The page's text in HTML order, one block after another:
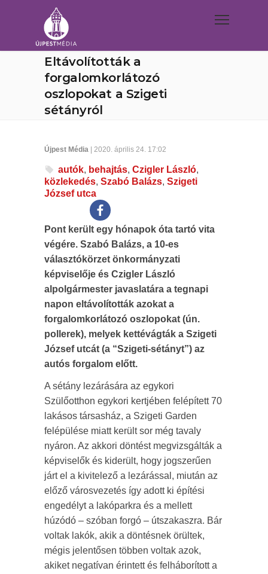
Eltávolították a
forgalomkorlátozó
oszlopokat a Szigeti
sétányról
Újpest Média | 2020. április 24. 17:02
autók, behajtás, Czigler László,
közlekedés, Szabó Balázs, Szigeti
József utca
Pont került egy hónapok óta tartó vita
végére. Szabó Balázs, a 10-es
választókörzet önkormányzati
képviselője és Czigler László
alpolgármester javaslatára a tegnapi
napon eltávolították azokat a
forgalomkorlátozó oszlopokat (ún.
pollerek), melyek kettévágták a Szigeti
József utcát (a “Szigeti-sétányt”) az
autós forgalom előtt.
A sétány lezárására az egykori
Szülőotthon egykori kertjében felépített 70
lakásos társasház, a Szigeti Garden
felépülése miatt került sor még tavaly
nyáron. Az akkori döntést megvizsgálták a
képviselők és kiderült, hogy jogszerűen
járt el a kivitelező a lezárással, miután az
előző városvezetés így adott ki építési
engedélyt a lakóparkra és a mellett
húzódó – szóban forgó – útszakaszra. Bár
voltak lakók, akik a döntésnek örültek,
mégis jelentősen többen voltak azok,
akiket negatívan érintett és felháborított a